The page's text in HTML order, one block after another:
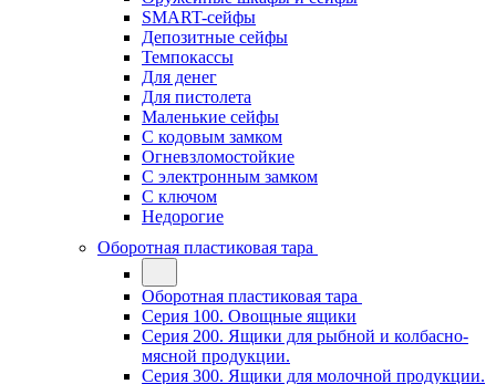
SMART-сейфы
Депозитные сейфы
Темпокассы
Для денег
Для пистолета
Маленькие сейфы
С кодовым замком
Огневзломостойкие
С электронным замком
С ключом
Недорогие
Оборотная пластиковая тара
Оборотная пластиковая тара
Серия 100. Овощные ящики
Серия 200. Ящики для рыбной и колбасно-
мясной продукции.
Серия 300. Ящики для молочной продукции.